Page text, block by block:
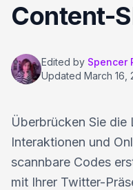
Content-
Edited by Spencer
Updated March 16,
Überbrücken Sie
Interaktionen und
scannbare Codes
mit Ihrer Twitter-